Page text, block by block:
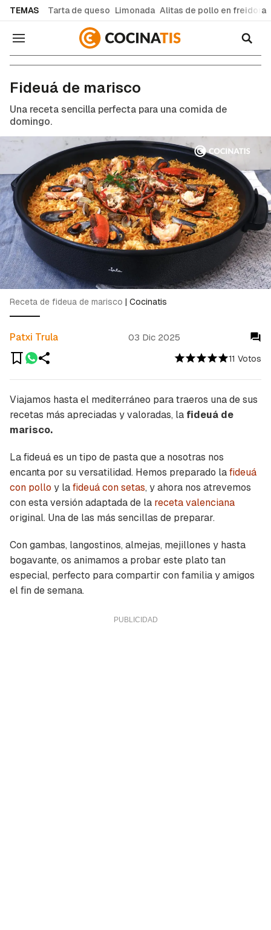
TEMAS Tarta de queso Limonada Alitas de pollo en freidora
Navegación
Fideuá de marisco
Una receta sencilla perfecta para una comida de
domingo.
11 Votos
Patxi Trula 03 Dic 2025
Receta de fideua de marisco | Cocinatis
Viajamos hasta el mediterráneo para traeros una de sus
recetas más apreciadas y valoradas, la fideuá de
marisco.
La fideuá es un tipo de pasta que a nosotras nos
encanta por su versatilidad. Hemos preparado lafideuá
con pollo y lafideuá con setas, y ahora nos atrevemos
con esta versión adaptada de la receta valenciana
original. Una de las más sencillas de preparar.
Con gambas, langostinos, almejas, mejillones y hasta
bogavante, os animamos a probar este plato tan
especial, perfecto para compartir con familia y amigos
el fin de semana.